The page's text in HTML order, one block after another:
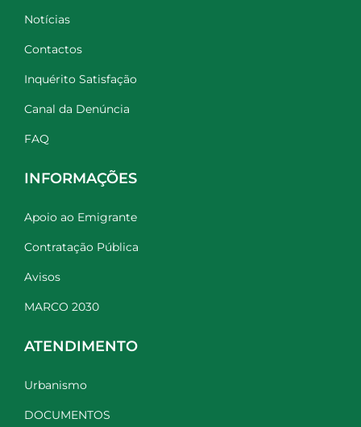
Notícias
Contactos
Inquérito Satisfação
Canal da Denúncia
FAQ
INFORMAÇÕES
Apoio ao Emigrante
Contratação Pública
Avisos
MARCO 2030
ATENDIMENTO
Urbanismo
DOCUMENTOS